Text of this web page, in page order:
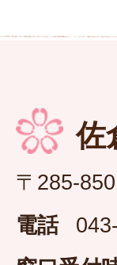
佐
〒285-
電話